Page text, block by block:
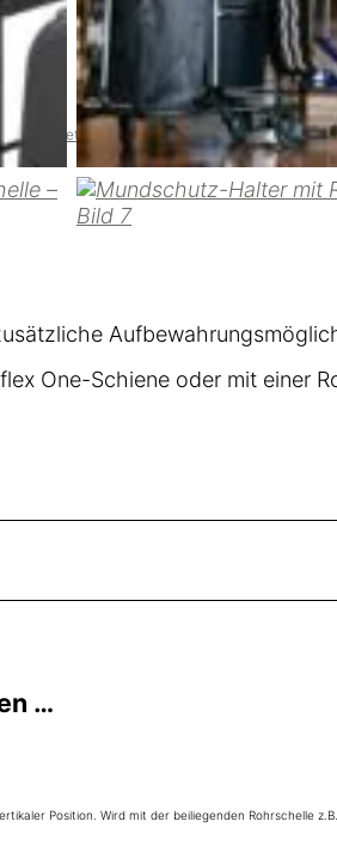
Zurücksetzen
One-Schiene oder mit einer
…
Position. Wird mit der beiliegenden Rohrschelle